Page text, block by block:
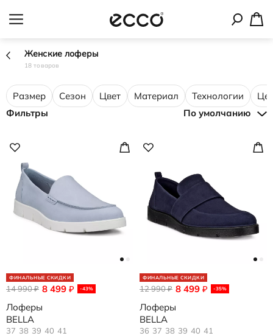
Женские лоферы
18 товаров
Размер Сезон Цвет Материал Технологии
Фильтры
По умолчанию
ФИНАЛЬНЫЕ СКИДКИ
8 499 ₽ -43%
14 990₽
Лоферы
BELLA
37 38 39 40 41
ФИНАЛЬНЫЕ СКИДКИ
8 499 ₽ -35%
12 990₽
Лоферы
BELLA
36 37 38 39 40 41